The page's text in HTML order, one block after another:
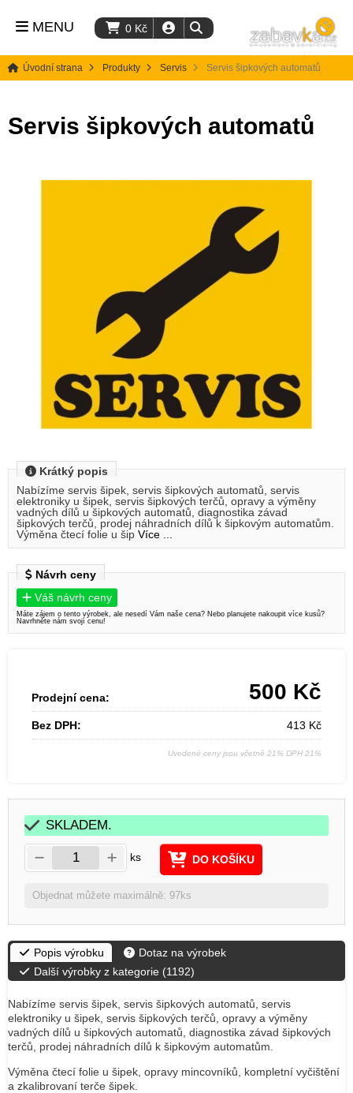
0 Kč
MENU
Úvodní strana Produkty Servis Servis šipkových automatů
Servis šipkových automatů
Krátký popis
Nabízíme servis šipek, servis šipkových automatů, servis
elektroniky u šipek, servis šipkových terčů, opravy a výměny
vadných dílů u šipkových automatů, diagnostika závad
šipkových terčů, prodej náhradních dílů k šipkovým automatům.
Výměna čtecí folie u šip Více ...
Návrh ceny
Váš návrh ceny
Máte zájem o tento výrobek, ale nesedí Vám naše cena? Nebo planujete nakoupit více kusů?
Navrhněte nám svojí cenu!
Prodejní cena: 500 Kč
Bez DPH: 413 Kč
Uvedené ceny jsou včetně 21% DPH 21%
SKLADEM.
ks DO KOŠÍKU
Objednat můžete maximálně: 97ks
Popis výrobku
Dotaz na výrobek
Další výrobky z kategorie (1192)
Nabízíme servis šipek, servis šipkových automatů, servis
elektroniky u šipek, servis šipkových terčů, opravy a výměny
vadných dílů u šipkových automatů, diagnostika závad šipkových
terčů, prodej náhradních dílů k šipkovým automatům.
Výměna čtecí folie u šipek, opravy mincovníků, kompletní vyčištění
a zkalibrovaní terče šipek.